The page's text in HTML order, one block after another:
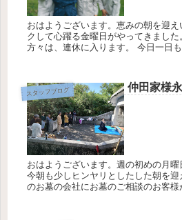
おはようございます。恵みの朝を
クして心躍る金曜日がやってきまし
方々は、連休に入ります。 今日一日
スタッフブログ 仲田家様
おはようございます。週の初めの月曜
今朝も少しヒンヤリとしたした朝を
のお墓の会社にお墓のご相談のお客